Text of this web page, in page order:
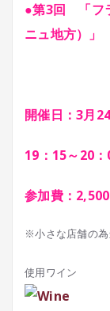
●第3回 「フ
ニュ地方）」
開催日：3月
19：15～20：
参加費：2,500
※小さな店舗の
使用ワイン